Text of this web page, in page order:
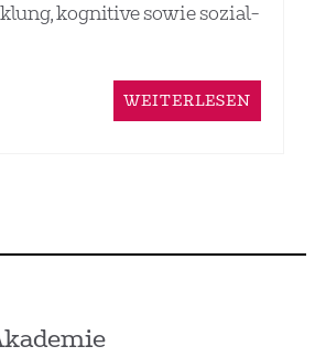
kognitive sowie sozial-
WEITERLESEN